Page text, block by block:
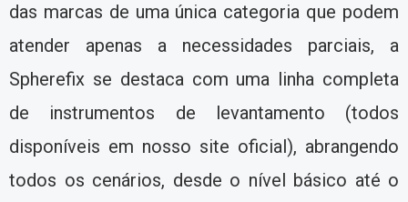
das marcas de uma única categoria que podem
atender apenas a necessidades parciais, a
Spherefix se destaca com uma linha completa
de instrumentos de levantamento (todos
disponíveis em nosso site oficial), abrangendo
todos os cenários, desde o nível básico até o